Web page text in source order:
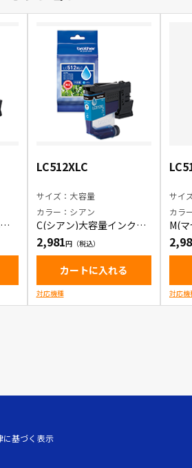
LC512XLC
サイズ：大容量
カラー：シアン
C(シアン)大容量インクカ
ートリッジ
2,981
カートに入れる
対応機種
サイ
カラ
M(
カ
対応機
に基づく表示